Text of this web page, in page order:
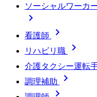
ソーシャルワーカ

看護師 
リハビリ職 
介護タクシー運転
調理補助 
